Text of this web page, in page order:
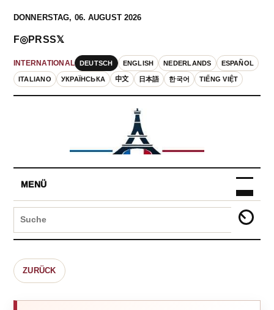
DONNERSTAG, 06. AUGUST 2026
INTERNATIONAL DEUTSCH ENGLISH NEDERLANDS ESPAÑOL
ITALIANO УКРАЇНСЬКА 中文 日本語 한국어 TIẾNG VIỆT
F◎PRSS𝕏
MENÜ
ZURÜCK